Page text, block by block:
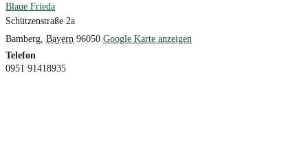
Blaue Frieda
Schützenstraße 2a
Bamberg Bayern 96050 Google Karte anzeigen
Telefon
0951 91418935